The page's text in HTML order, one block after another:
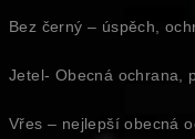
Bez černý – úspěch,
Jetel- Obecná ochrana,
Vřes – nejlepší obecná